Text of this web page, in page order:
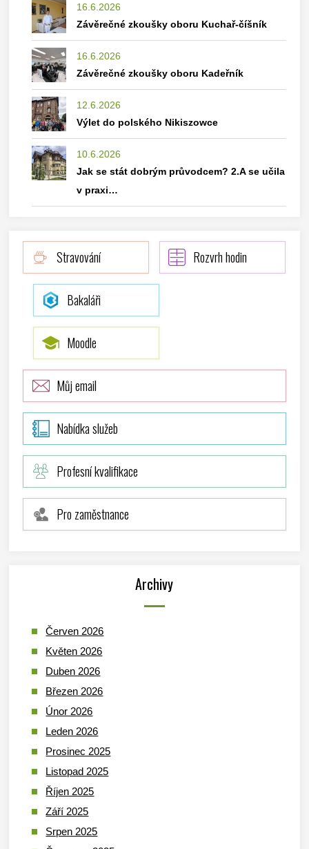
16.6.2026
Závěrečné zkoušky oboru Kuchař-číšník
16.6.2026
Závěrečné zkoušky oboru Kadeřník
12.6.2026
Výlet do polského Nikiszowce
10.6.2026
Jak se stát dobrým průvodcem? 2.A se učila
v praxi…
Stravování Rozvrh hodin
Bakaláři
Moodle
Můj email
Nabídka služeb
Profesní kvalifikace
Pro zaměstnance
Archivy
Červen 2026
Květen 2026
Duben 2026
Březen 2026
Únor 2026
Leden 2026
Prosinec 2025
Listopad 2025
Říjen 2025
Září 2025
Srpen 2025